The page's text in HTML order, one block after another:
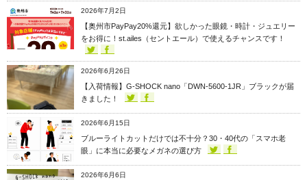
2026年7月2日
【奥州市PayPay20%還元】欲しかった眼鏡・時計・ジュエリー
をお得に！st.ailes（セントエール）で使えるチャンスです！
2026年6月26日
【入荷情報】G-SHOCK nano「DWN-5600-1JR」ブラックが届
きました！
2026年6月15日
ブルーライトカットだけでは不十分？30・40代の「スマホ老
眼」に本当に必要なメガネの選び方
2026年6月6日